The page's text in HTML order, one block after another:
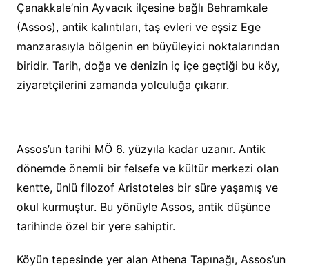
Çanakkale’nin Ayvacık ilçesine bağlı Behramkale
(Assos), antik kalıntıları, taş evleri ve eşsiz Ege
manzarasıyla bölgenin en büyüleyici noktalarından
biridir. Tarih, doğa ve denizin iç içe geçtiği bu köy,
ziyaretçilerini zamanda yolculuğa çıkarır.
Assos’un tarihi MÖ 6. yüzyıla kadar uzanır. Antik
dönemde önemli bir felsefe ve kültür merkezi olan
kentte, ünlü filozof Aristoteles bir süre yaşamış ve
okul kurmuştur. Bu yönüyle Assos, antik düşünce
tarihinde özel bir yere sahiptir.
Köyün tepesinde yer alan Athena Tapınağı, Assos’un